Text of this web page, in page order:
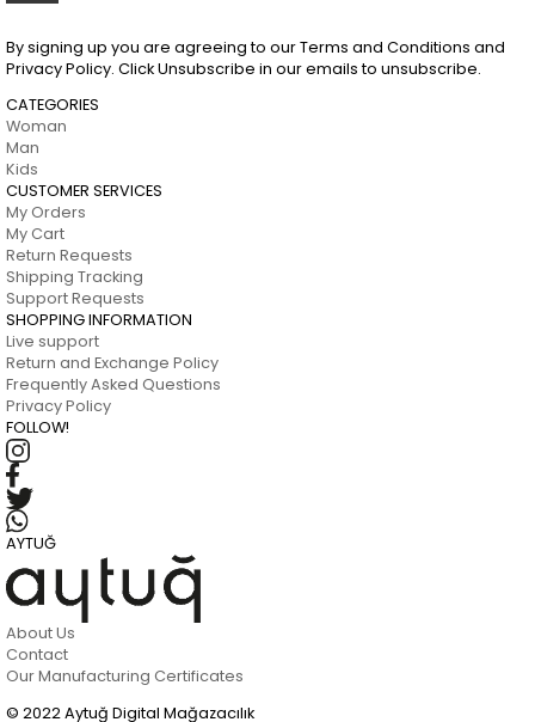
By signing up you are agreeing to our Terms and Conditions and
Privacy Policy. Click Unsubscribe in our emails to unsubscribe.
CATEGORIES
Woman
Man
Kids
CUSTOMER SERVICES
My Orders
My Cart
Return Requests
Shipping Tracking
Support Requests
SHOPPING INFORMATION
Live support
Return and Exchange Policy
Frequently Asked Questions
Privacy Policy
FOLLOW!
AYTUĞ
About Us
Contact
Our Manufacturing Certificates
© 2022 Aytuğ Digital Mağazacılık